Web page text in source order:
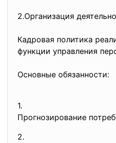
2.Организация
Кадровая политика
функции управления
Основные обязанности:
1.
Прогнозирование
2.